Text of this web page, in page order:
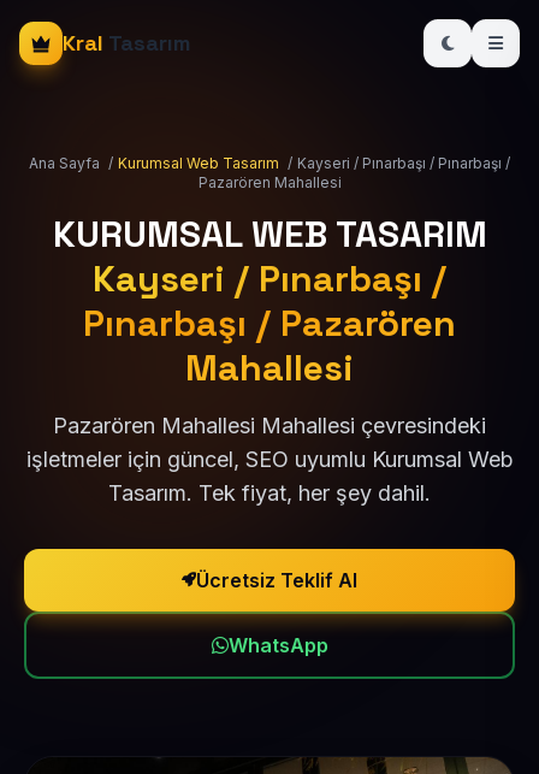
Kral Tasarım
Ana Sayfa / Kurumsal Web Tasarım / Kayseri / Pınarbaşı / Pınarbaşı /
Pazarören Mahallesi
KURUMSAL WEB TASARIM
Kayseri / Pınarbaşı /
Pınarbaşı / Pazarören
Mahallesi
Pazarören Mahallesi Mahallesi çevresindeki
işletmeler için güncel, SEO uyumlu Kurumsal Web
Tasarım. Tek fiyat, her şey dahil.
Ücretsiz Teklif Al
WhatsApp